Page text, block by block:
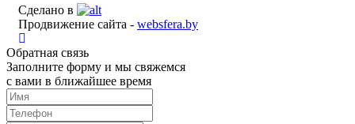
Сделано в
Продвижение сайта - websfera.by
Обратная связь
Заполните форму и мы свяжемся
с вами в ближайшее время